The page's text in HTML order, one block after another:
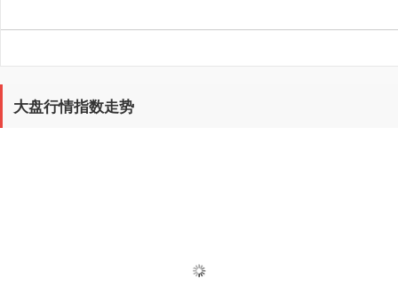
大盘行情指数走势